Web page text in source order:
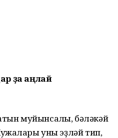
ҙа аңлай
муйынсаҡлы, бәләкәй
уны эҙләй тип,